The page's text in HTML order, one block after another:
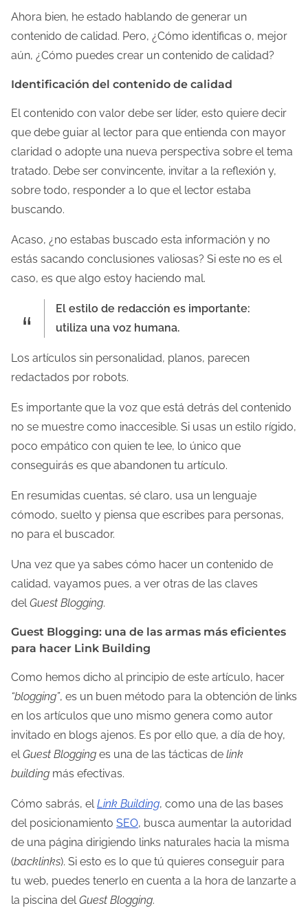
Ahora bien, he estado hablando de generar un
contenido de calidad. Pero, ¿Cómo identificas o, mejor
aún, ¿Cómo puedes crear un contenido de calidad?
Identificación del contenido de calidad
El contenido con valor debe ser líder, esto quiere decir
que debe guiar al lector para que entienda con mayor
claridad o adopte una nueva perspectiva sobre el tema
tratado. Debe ser convincente, invitar a la reflexión y,
sobre todo, responder a lo que el lector estaba
buscando.
Acaso, ¿no estabas buscado esta información y no
estás sacando conclusiones valiosas? Si este no es el
caso, es que algo estoy haciendo mal.
El estilo de redacción es importante:
utiliza una voz humana.
Los artículos sin personalidad, planos, parecen
redactados por robots.
Es importante que la voz que está detrás del contenido
no se muestre como inaccesible. Si usas un estilo rígido,
poco empático con quien te lee, lo único que
conseguirás es que abandonen tu artículo.
En resumidas cuentas, sé claro, usa un lenguaje
cómodo, suelto y piensa que escribes para personas,
no para el buscador.
Una vez que ya sabes cómo hacer un contenido de
calidad, vayamos pues, a ver otras de las claves
delGuest Blogging.
Guest Blogging: una de las armas más eficientes
para hacer Link Building
Como hemos dicho al principio de este artículo, hacer
“blogging”, es un buen método para la obtención de links
en los artículos que uno mismo genera como autor
invitado en blogs ajenos. Es por ello que, a día de hoy,
elGuest Blogging es una de las tácticas de link
building más efectivas.
Cómo sabrás, elLink Building, como una de las bases
del posicionamiento SEO, busca aumentar la autoridad
de una página dirigiendo links naturales hacia la misma
(backlinks). Si esto es lo que tú quieres conseguir para
tu web, puedes tenerlo en cuenta a la hora de lanzarte a
la piscina delGuest Blogging.